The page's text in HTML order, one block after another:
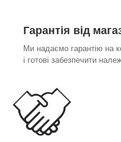
Гарантія від
Ми надаємо гарантію на
і готові забезпечити